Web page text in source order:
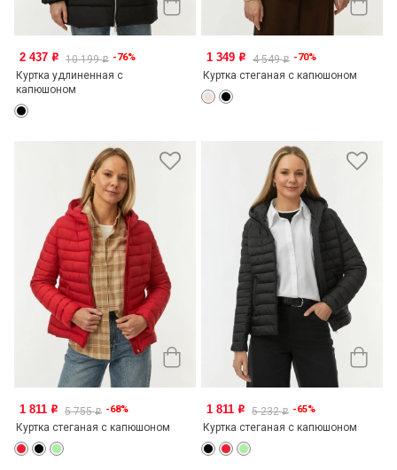
2 437 o 10 199o -76%
Куртка удлиненная с
капюшоном
1 349 o 4 549o -70%
Куртка стеганая с капюшоном
1 811 o 5 755o -68%
Куртка стеганая с капюшоном
1 811 o 5 232o -65%
Куртка стеганая с капюшоном